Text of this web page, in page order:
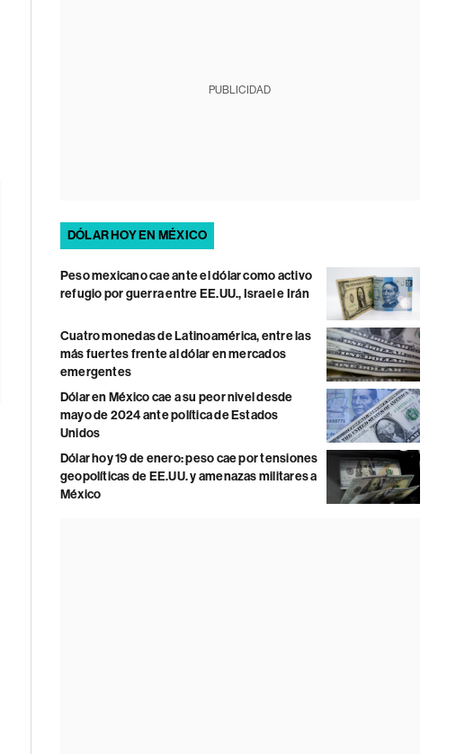
PUBLICIDAD
DÓLAR HOY EN MÉXICO
Peso mexicano cae ante el dólar como activo
refugio por guerra entre EE.UU., Israel e Irán
Cuatro monedas de Latinoamérica, entre las
más fuertes frente al dólar en mercados
emergentes
Dólar en México cae a su peor nivel desde
mayo de 2024 ante política de Estados
Unidos
Dólar hoy 19 de enero: peso cae por tensiones
geopolíticas de EE.UU. y amenazas militares a
México